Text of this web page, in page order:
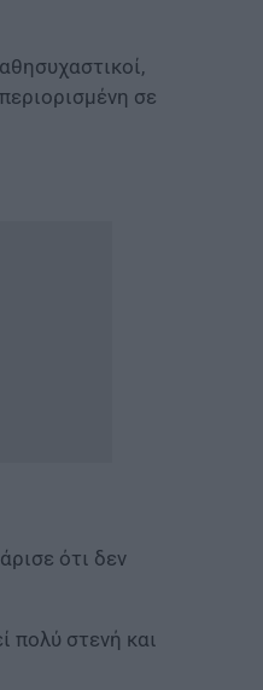
σε
ότι δεν
πολύ στενή και